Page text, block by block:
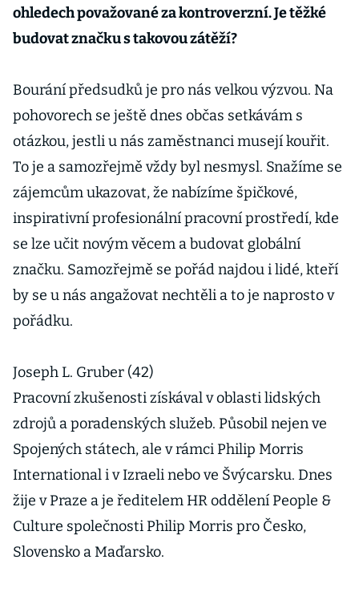
ohledech považované za kontroverzní. Je těžké
budovat značku s takovou zátěží?
Bourání předsudků je pro nás velkou výzvou. Na
pohovorech se ještě dnes občas setkávám s
otázkou, jestli u nás zaměstnanci musejí kouřit.
To je a samozřejmě vždy byl nesmysl. Snažíme se
zájemcům ukazovat, že nabízíme špičkové,
inspirativní profesionální pracovní prostředí, kde
se lze učit novým věcem a budovat globální
značku. Samozřejmě se pořád najdou i lidé, kteří
by se u nás angažovat nechtěli a to je naprosto v
pořádku.
Joseph L. Gruber (42)
Pracovní zkušenosti získával v oblasti lidských
zdrojů a poradenských služeb. Působil nejen ve
Spojených státech, ale v rámci Philip Morris
International i v Izraeli nebo ve Švýcarsku. Dnes
žije v Praze a je ředitelem HR oddělení People &
Culture společnosti Philip Morris pro Česko,
Slovensko a Maďarsko.